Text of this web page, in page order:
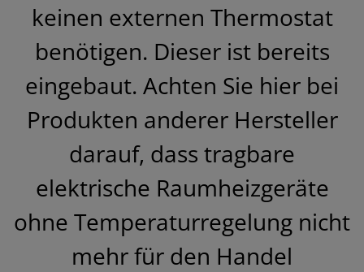
keinen externen Thermostat
benötigen. Dieser ist bereits
eingebaut. Achten Sie hier bei
Produkten anderer Hersteller
darauf, dass tragbare
elektrische Raumheizgeräte
ohne Temperaturregelung nicht
mehr für den Handel